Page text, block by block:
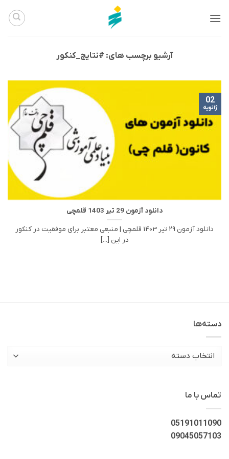
آرشیو برچسب های: #نتایج_کنکور
دانلود آزمون 29 تیر 1403 قلمچی
دانلود آزمون 29 تیر 1403 قلمچی | منبعی معتبر برای موفقیت در کنکور
در این [...]
02
ژانویه
دسته‌ها
دسته‌ها
تماس با ما
05191011090
09045057103